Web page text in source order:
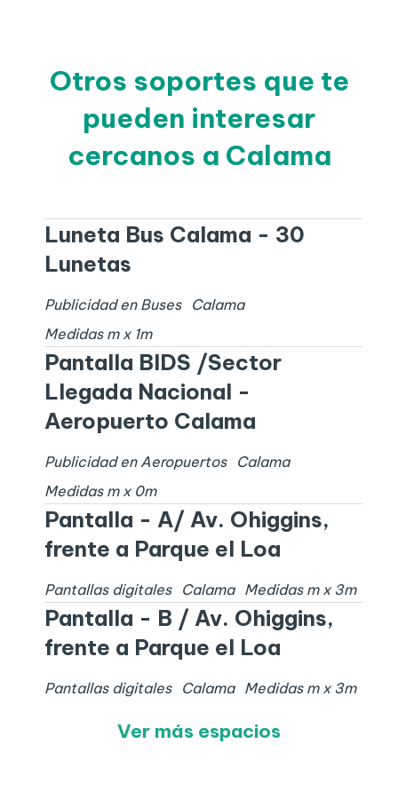
Otros soportes que te
pueden interesar
cercanos a Calama
Luneta Bus Calama - 30
Lunetas
Publicidad en Buses
Calama
Medidas m x 1m
Pantalla BIDS /Sector
Llegada Nacional -
Aeropuerto Calama
Publicidad en Aeropuertos
Calama
Medidas m x 0m
Pantalla - A/ Av. Ohiggins,
frente a Parque el Loa
Pantallas digitales Calama Medidas m x 3m
Pantalla - B / Av. Ohiggins,
frente a Parque el Loa
Pantallas digitales Calama Medidas m x 3m
Ver más espacios